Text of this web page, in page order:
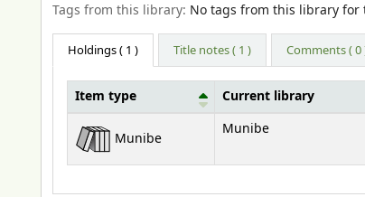
Tags from this library: No tags from this library for
Holdings( 1 ) Title notes ( 1 ) Comments ( 0
Holdings
Item type Current library
Munibe
Munibe